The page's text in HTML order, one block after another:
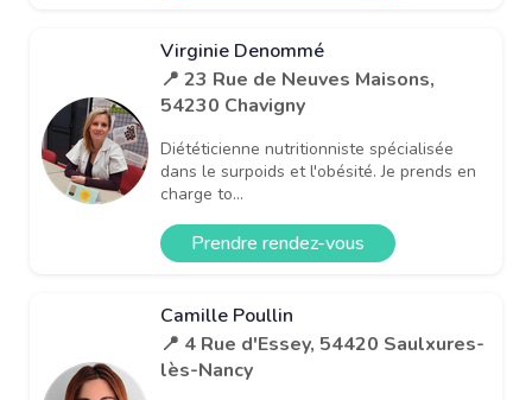
Virginie Denommé
📍 23 Rue de Neuves Maisons,
54230 Chavigny
Diététicienne nutritionniste spécialisée
dans le surpoids et l'obésité. Je prends en
charge to...
Prendre rendez-vous
Camille Poullin
📍 4 Rue d'Essey, 54420 Saulxures-
lès-Nancy